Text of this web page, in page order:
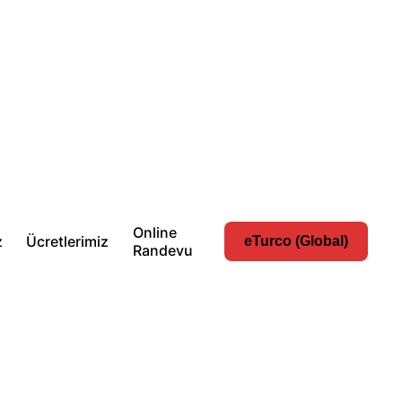
Ücretlerimiz
Online
Randevu
eTurco (Global)